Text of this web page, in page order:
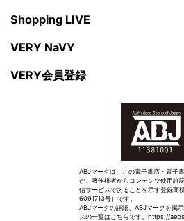
Shopping LIVE
VERY NaVY
VERY会員登録
ABJマークは、この電子書店・電子
が、著作権者からコンテンツ使用許
信サービスであることを示す登録商
6091713号）です。
ABJマークの詳細、ABJマークを掲
スの一覧はこちらです。 https://